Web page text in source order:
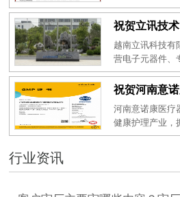
越南立讯科技有
营电子元器件、
河南意诺康医疗
健康护理产业，
行业资讯